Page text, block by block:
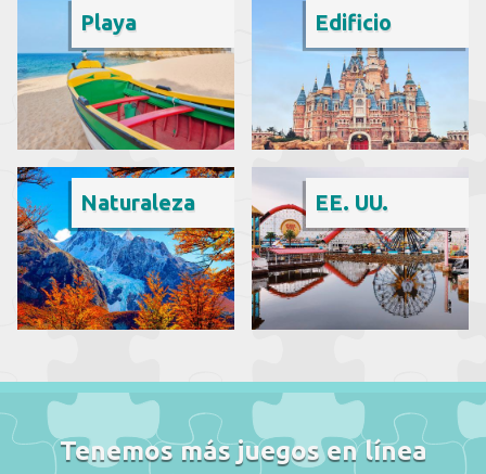
Playa Edificio
Naturaleza EE. UU.
Tenemos más juegos en línea